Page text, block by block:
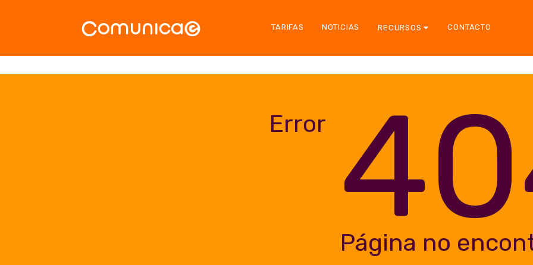
TARIFAS NOTICIAS RECURSOS CONTACTO
Error
Página no